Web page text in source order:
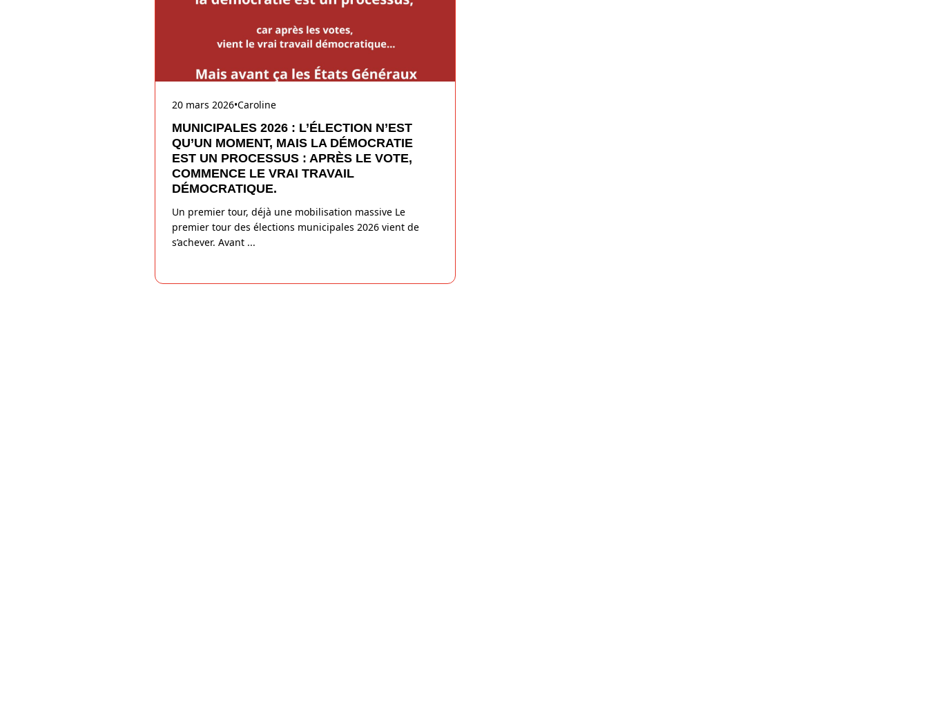
20 mars 2026•Caroline
MUNICIPALES 2026 : L’ÉLECTION N’EST
QU’UN MOMENT, MAIS LA DÉMOCRATIE
EST UN PROCESSUS : APRÈS LE VOTE,
COMMENCE LE VRAI TRAVAIL
DÉMOCRATIQUE.
Un premier tour, déjà une mobilisation massive Le
premier tour des élections municipales 2026 vient de
s’achever. Avant ...